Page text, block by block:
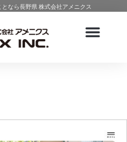
なら長野県 株式会社アメニクス